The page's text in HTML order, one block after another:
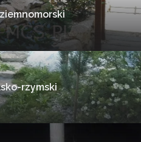
rzymski